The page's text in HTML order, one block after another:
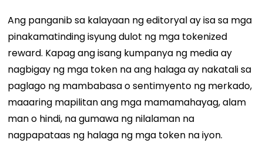
Ang panganib sa kalayaan ng editoryal ay isa sa mga
pinakamatinding isyung dulot ng mga tokenized
reward. Kapag ang isang kumpanya ng media ay
nagbigay ng mga token na ang halaga ay nakatali sa
paglago ng mambabasa o sentimyento ng merkado,
maaaring mapilitan ang mga mamamahayag, alam
man o hindi, na gumawa ng nilalaman na
nagpapataas ng halaga ng mga token na iyon.